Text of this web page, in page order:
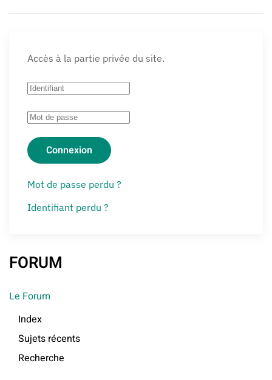
Accès à la partie privée du site.
Connexion
Mot de passe perdu ?
Identifiant perdu ?
FORUM
Le Forum
Index
Sujets récents
Recherche